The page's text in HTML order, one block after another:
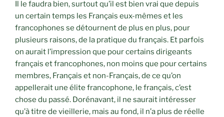
Il le faudra bien, surtout qu’il est bien vrai que depuis
un certain temps les Français eux-mêmes et les
francophones se détournent de plus en plus, pour
plusieurs raisons, de la pratique du français. Et parfois
on aurait l’impression que pour certains dirigeants
français et francophones, non moins que pour certains
membres, Français et non-Français, de ce qu’on
appellerait une élite francophone, le français, c’est
chose du passé. Dorénavant, il ne saurait intéresser
qu’à titre de vieillerie, mais au fond, il n’a plus de réelle